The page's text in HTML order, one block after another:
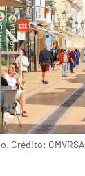
Crédito: CMVRSA